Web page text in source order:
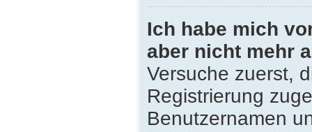
Ich habe mich
aber nicht mehr
Versuche zuerst,
Registrierung
Benutzernamen